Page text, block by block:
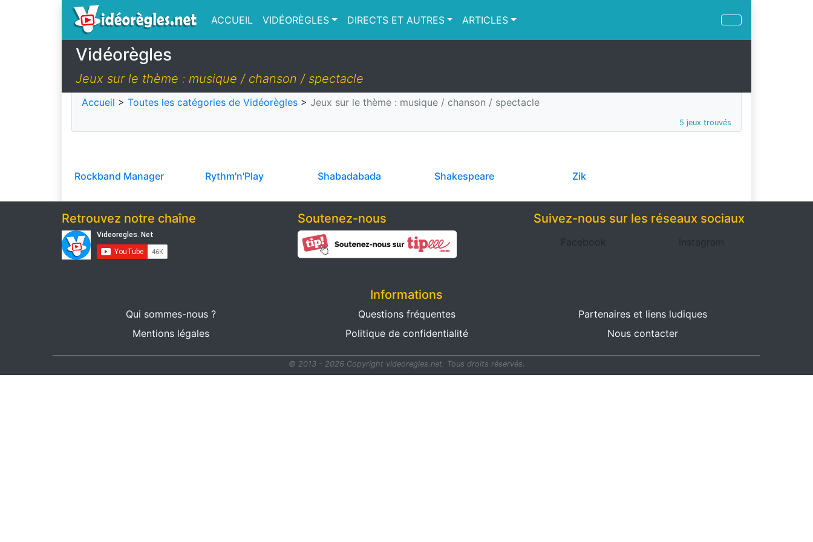
ACCUEIL VIDÉORÈGLES DIRECTS ET AUTRES ARTICLES
Vidéorègles
Jeux sur le thème : musique / chanson / spectacle
Accueil > Toutes les catégories de Vidéorègles > Jeux sur le thème : musique / chanson / spectacle
5 jeux trouvés
Rockband Manager Rythm'n'Play Shabadabada Shakespeare Zik
Retrouvez notre chaîne Soutenez-nous Suivez-nous sur les réseaux sociaux
Facebook Instagram
Informations
Qui sommes-nous ? Questions fréquentes
Partenaires et liens ludiques
Mentions légales
Politique de confidentialité Nous contacter
© 2013 - 2026 Copyright videoregles.net. Tous droits réservés.